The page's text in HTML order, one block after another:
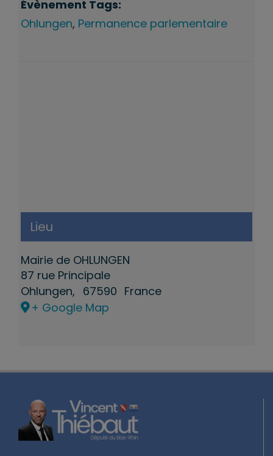
Évènement Tags:
Ohlungen, Permanence parlementaire
Lieu
Mairie de OHLUNGEN
87 rue Principale
Ohlungen, 67590 France
+ Google Map